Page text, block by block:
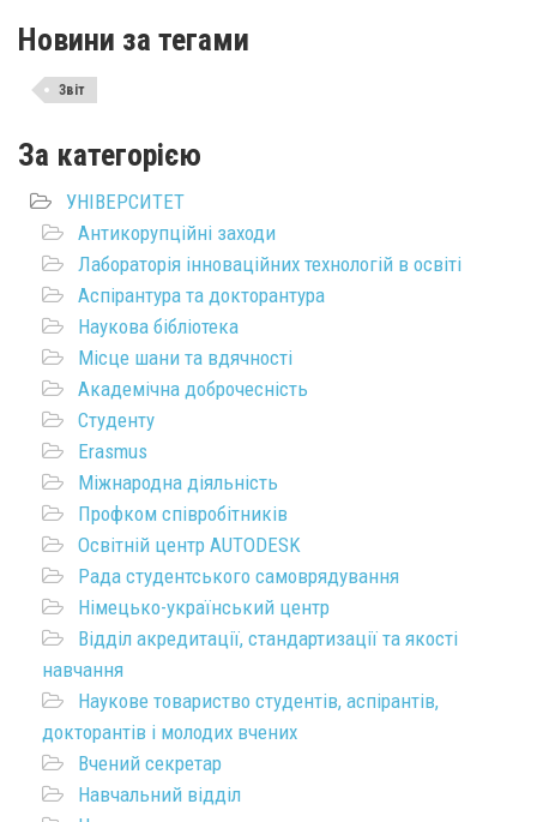
Новини за тегами
Звіт
За категорією
УНІВЕРСИТЕТ
Антикорупційні заходи
Лабораторія інноваційних технологій в освіті
Аспірантура та докторантура
Наукова бібліотека
Місце шани та вдячності
Академічна доброчесність
Студенту
Erasmus
Міжнародна діяльність
Профком співробітників
Освітній центр AUTODESK
Рада студентського самоврядування
Німецько-український центр
Відділ акредитації, стандартизації та якості
навчання
Наукове товариство студентів, аспірантів,
докторантів і молодих вчених
Вчений секретар
Навчальний відділ